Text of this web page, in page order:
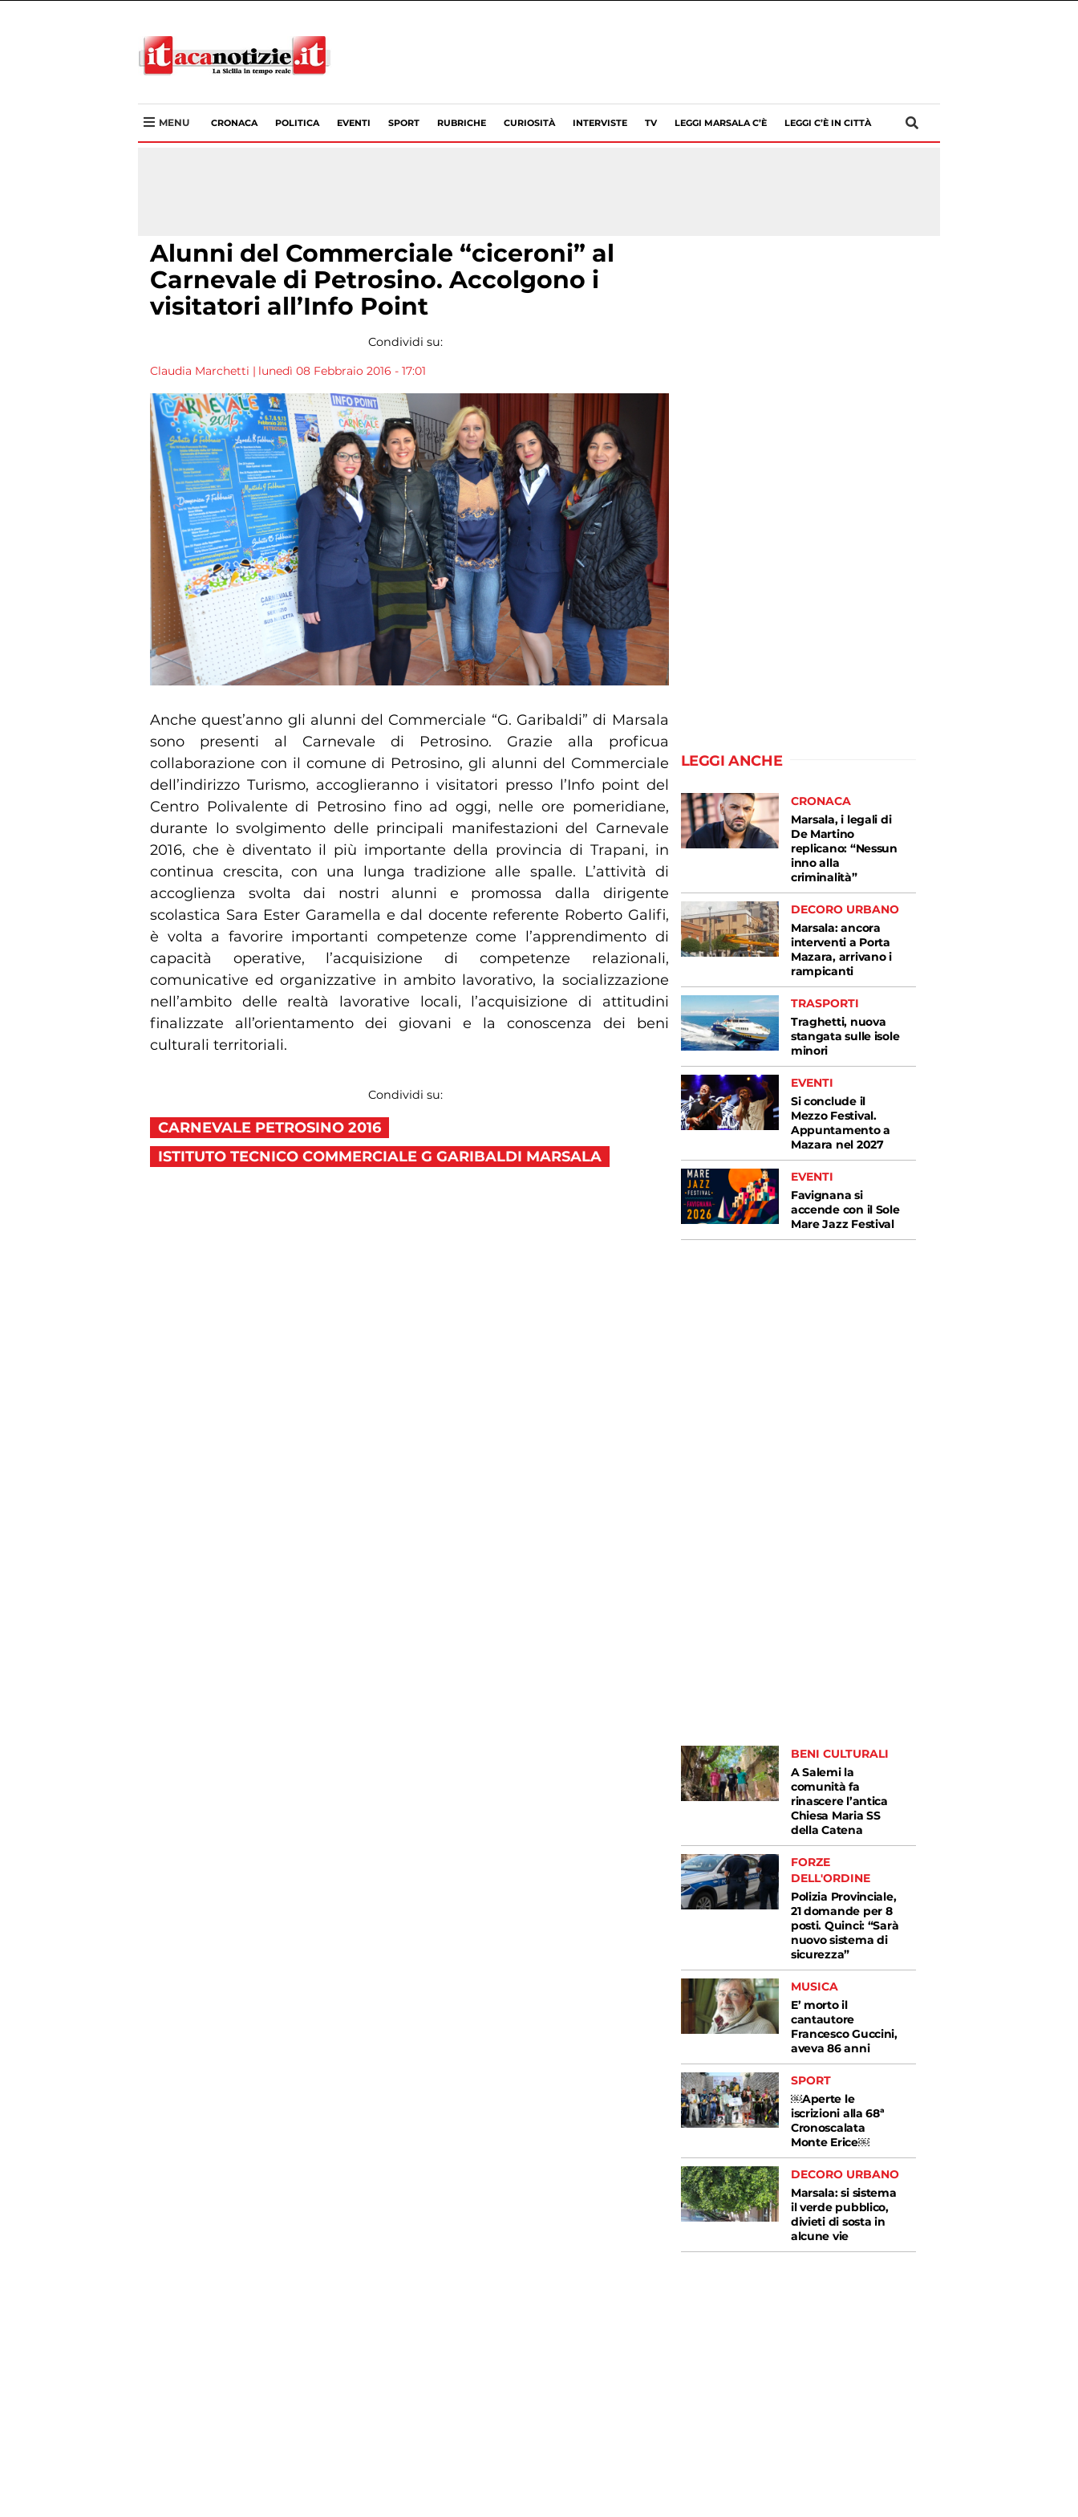
MENU CRONACA POLITICA EVENTI SPORT RUBRICHE CURIOSITÀ INTERVISTE TV LEGGI MARSALA C’È LEGGI C’È IN CITTÀ
Alunni del Commerciale “ciceroni” al
Carnevale di Petrosino. Accolgono i
visitatori all’Info Point
Condividi su:
Claudia Marchetti | lunedì 08 Febbraio 2016 - 17:01
Anche quest’anno gli alunni del Commerciale “G. Garibaldi” di Marsala
sono presenti al Carnevale di Petrosino. Grazie alla proficua
collaborazione con il comune di Petrosino, gli alunni del Commerciale
dell’indirizzo Turismo, accoglieranno i visitatori presso l’Info point del
Centro Polivalente di Petrosino fino ad oggi, nelle ore pomeridiane,
durante lo svolgimento delle principali manifestazioni del Carnevale
2016, che è diventato il più importante della provincia di Trapani, in
continua crescita, con una lunga tradizione alle spalle. L’attività di
accoglienza svolta dai nostri alunni e promossa dalla dirigente
scolastica Sara Ester Garamella e dal docente referente Roberto Galifi,
è volta a favorire importanti competenze come l’apprendimento di
capacità operative, l’acquisizione di competenze relazionali,
comunicative ed organizzative in ambito lavorativo, la socializzazione
nell’ambito delle realtà lavorative locali, l’acquisizione di attitudini
finalizzate all’orientamento dei giovani e la conoscenza dei beni
culturali territoriali.
Condividi su:
CARNEVALE PETROSINO 2016
ISTITUTO TECNICO COMMERCIALE G GARIBALDI MARSALA
LEGGI ANCHE
CRONACA
Marsala, i legali di
De Martino
replicano: “Nessun
inno alla
criminalità”
DECORO URBANO
Marsala: ancora
interventi a Porta
Mazara, arrivano i
rampicanti
TRASPORTI
Traghetti, nuova
stangata sulle isole
minori
EVENTI
Si conclude il
Mezzo Festival.
Appuntamento a
Mazara nel 2027
EVENTI
Favignana si
accende con il Sole
Mare Jazz Festival
BENI CULTURALI
A Salemi la
comunità fa
rinascere l’antica
Chiesa Maria SS
della Catena
FORZE
DELL'ORDINE
Polizia Provinciale,
21 domande per 8
posti. Quinci: “Sarà
nuovo sistema di
sicurezza”
MUSICA
E’ morto il
cantautore
Francesco Guccini,
aveva 86 anni
SPORT
￼Aperte le
iscrizioni alla 68ª
Cronoscalata
Monte Erice￼
DECORO URBANO
Marsala: si sistema
il verde pubblico,
divieti di sosta in
alcune vie